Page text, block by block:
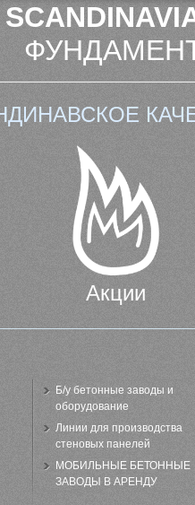
Акции
Б/у бетонные заводы и
оборудование
Линии для производства
стеновых панелей
МОБИЛЬНЫЕ БЕТОННЫЕ
ЗАВОДЫ В АРЕНДУ